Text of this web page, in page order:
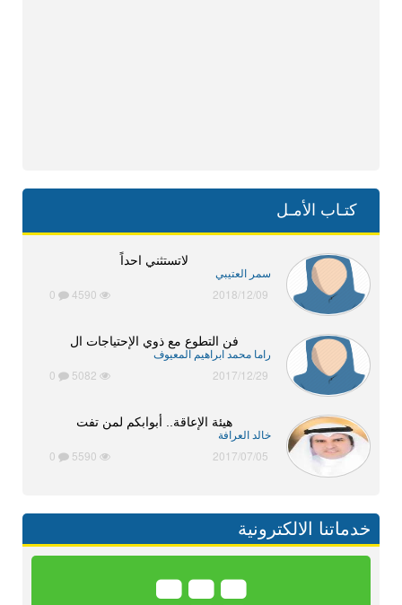
كتـاب الأمـل
لاتستثني احداً
سمر العتيبي
2018/12/09
فن التطوع مع ذوي الإحتياجات ال
راما محمد ابراهيم المعيوف
2017/12/29
هيئة الإعاقة.. أبوابكم لمن تفت
خالد العرافة
2017/07/05
خدماتنا الالكترونية